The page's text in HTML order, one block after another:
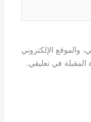
والموقع الإلكتروني
المقبلة في تعليقي.